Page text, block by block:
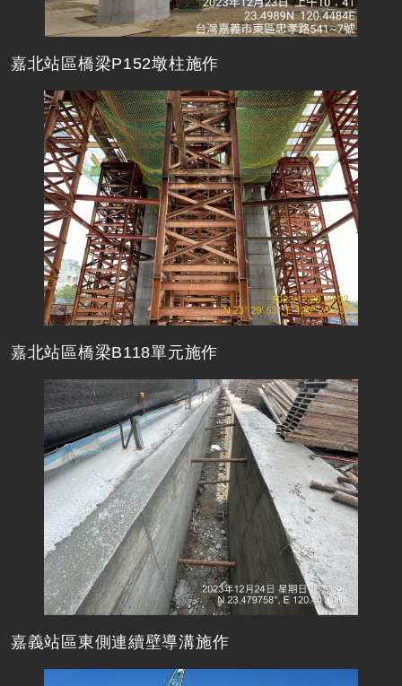
嘉北站區橋梁P152墩柱施作
嘉北站區橋梁B118單元施作
嘉義站區東側連續壁導溝施作